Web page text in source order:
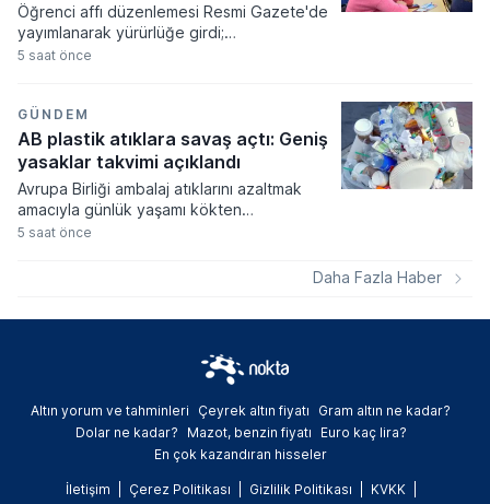
Öğrenci affı düzenlemesi Resmi Gazete'de
yayımlanarak yürürlüğe girdi;
üniversitelerinden ayrılanlara geri dönüş
mevzuata aykırı eğitim kurumu açanlara
ağır cezalar verilmesi kararlaştırıldı.
5 saat önce
GÜNDEM
AB plastik atıklara savaş açtı: Geniş
yasaklar takvimi açıklandı
Avrupa Birliği ambalaj atıklarını azaltmak
amacıyla günlük yaşamı kökten
değiştirecek geniş kapsamlı bir yasal
kadar pek çok alanda aşamalı yasaklar
5 saat önce
Daha Fazla Haber
Altın yorum ve tahminleri Çeyrek altın fiyatı
Gram altın ne kadar?
Dolar ne kadar?
Mazot, benzin fiyatı
Euro kaç lira?
En çok kazandıran hisseler
İletişim Çerez Politikası Gizlilik Politikası
KVKK